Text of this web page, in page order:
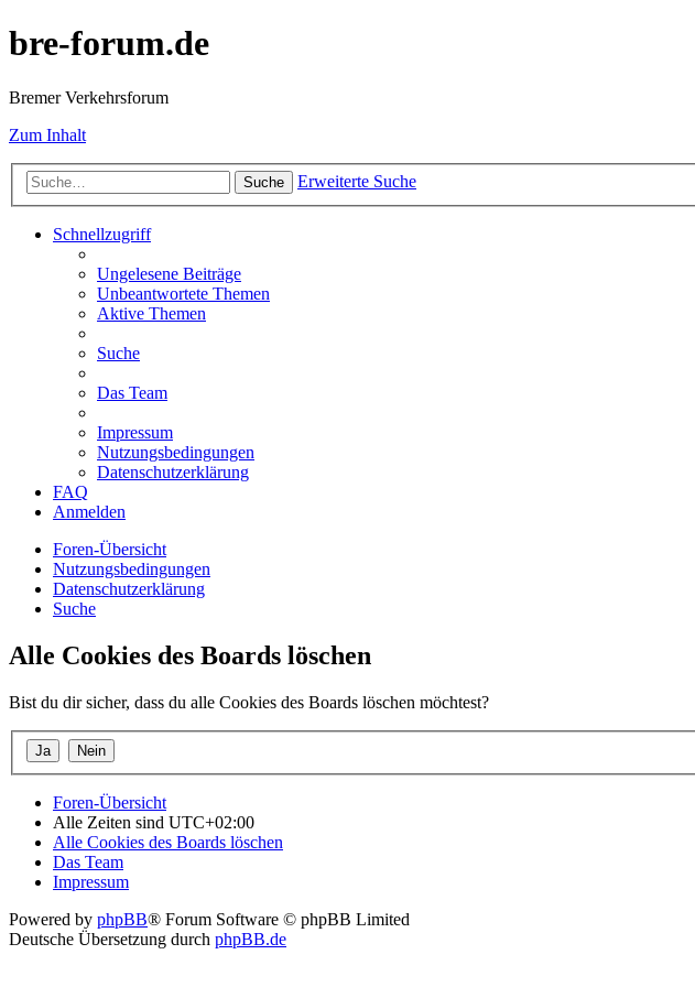
bre-forum.de
Bremer Verkehrsforum
Zum Inhalt
Suche Erweiterte Suche
Schnellzugriff
Ungelesene Beiträge
Unbeantwortete Themen
Aktive Themen
Suche
Das Team
Impressum
Nutzungsbedingungen
Datenschutzerklärung
FAQ
Anmelden
Foren-Übersicht
Nutzungsbedingungen
Datenschutzerklärung
Suche
Alle Cookies des Boards löschen
Bist du dir sicher, dass du alle Cookies des Boards löschen möchtest?
Foren-Übersicht
Alle Zeiten sind UTC+02:00
Alle Cookies des Boards löschen
Das Team
Impressum
Powered by phpBB® Forum Software © phpBB Limited
Deutsche Übersetzung durch phpBB.de